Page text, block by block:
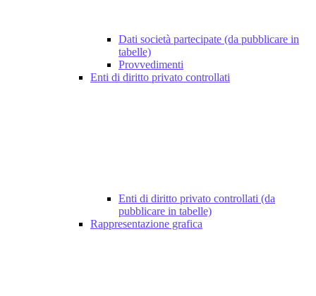
Dati società partecipate (da pubblicare in
tabelle)
Provvedimenti
Enti di diritto privato controllati
Enti di diritto privato controllati (da
pubblicare in tabelle)
Rappresentazione grafica